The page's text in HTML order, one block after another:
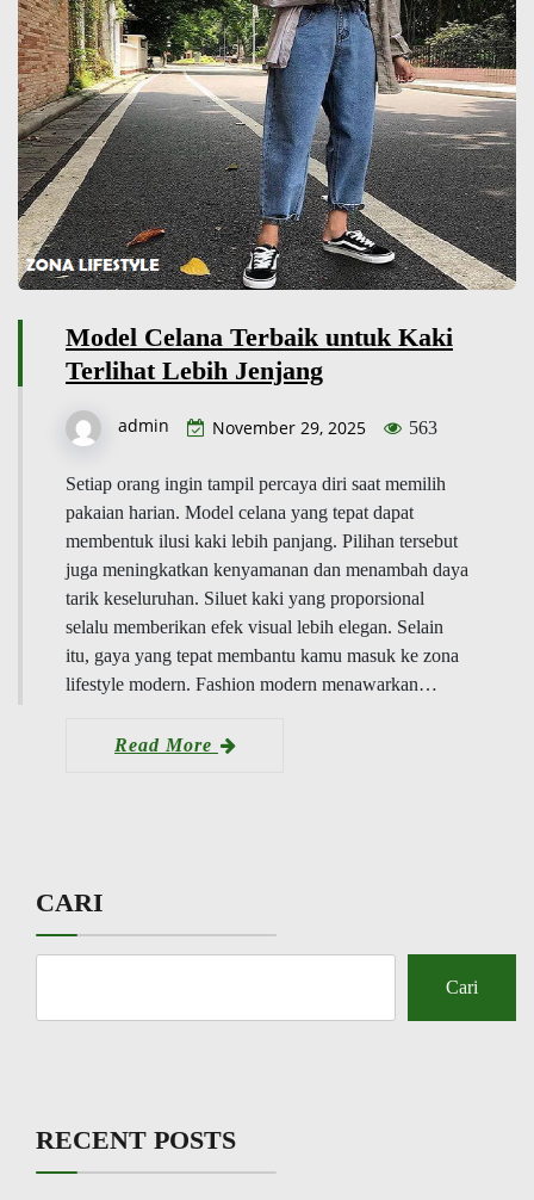
Model Celana Terbaik untuk Kaki
Terlihat Lebih Jenjang
admin November 29, 2025 563
Setiap orang ingin tampil percaya diri saat memilih
pakaian harian. Model celana yang tepat dapat
membentuk ilusi kaki lebih panjang. Pilihan tersebut
juga meningkatkan kenyamanan dan menambah daya
tarik keseluruhan. Siluet kaki yang proporsional
selalu memberikan efek visual lebih elegan. Selain
itu, gaya yang tepat membantu kamu masuk ke zona
lifestyle modern. Fashion modern menawarkan…
Read More
CARI
Cari
RECENT POSTS